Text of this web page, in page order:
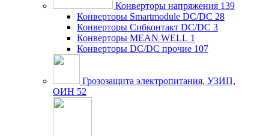
Конверторы напряжения 139
Конверторы Smartmodule DC/DC 28
Конверторы Сибконтакт DC/DC 3
Конверторы MEAN WELL 1
Конверторы DC/DC прочие 107
Грозозащита электропитания, УЗИП,
ОИН 52